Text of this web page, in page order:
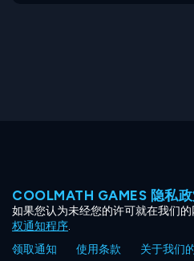
COOLMATH GAMES 隐私
如果您认为未经您的许可就在我们
权通知程序.
领取通知
使用条款
关于我们